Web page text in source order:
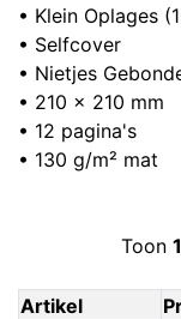
• Klein Oplages
• Selfcover
• Nietjes
• 210 x 210 mm
• 12 pagina's
• 130 g/m² mat
Toon 1
Artikel